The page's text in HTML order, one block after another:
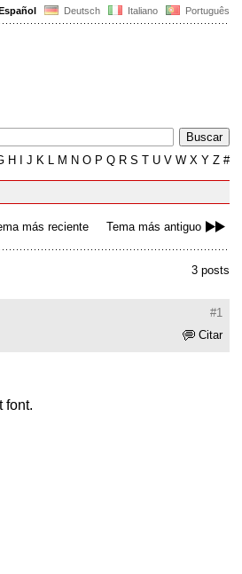
Deutsch Italiano Português
H J K L M N O P Q R S T U V W X Y Z #
más reciente Tema más antiguo
3 posts
#1
Citar
font.